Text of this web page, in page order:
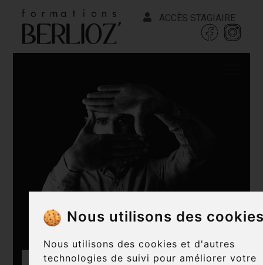
Nous utilisons des
Nous utilisons des cookies et d'autres
technologies de suivi pour améliorer votre
ACCÈS STAGIAIRE